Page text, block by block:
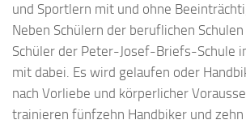
und Sportlern mit und ohne
Neben Schülern der beruflichen
Schüler der Peter-Josef-Briefs-Schule
mit dabei. Es wird gelaufen oder
nach Vorliebe und körperlicher
trainieren fünfzehn Handbiker und zehn